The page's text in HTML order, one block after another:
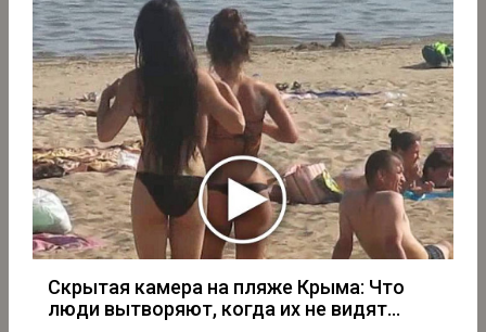
Скрытая камера на пляже Крыма: Что
люди вытворяют, когда их не видят...